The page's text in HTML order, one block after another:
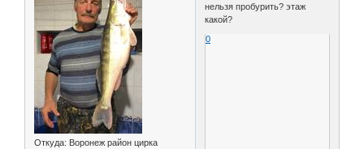
Откуда: Воронеж район цирка
нельзя пробурить? этаж
какой?
0